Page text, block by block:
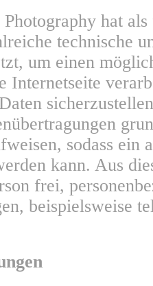
hat
technische
um einen
Internetseite
sodass ein
kann. Aus
frei,
beispielsweise